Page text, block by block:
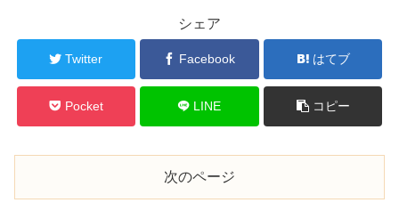
シェア
Twitter Facebook はてブ
Pocket LINE コピー
次のページ